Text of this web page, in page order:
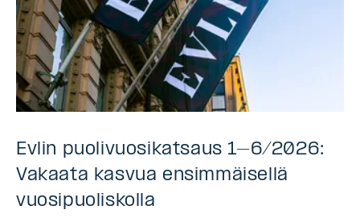
Evlin puolivuosikatsaus 1–6/2026:
Vakaata kasvua ensimmäisellä
vuosipuoliskolla